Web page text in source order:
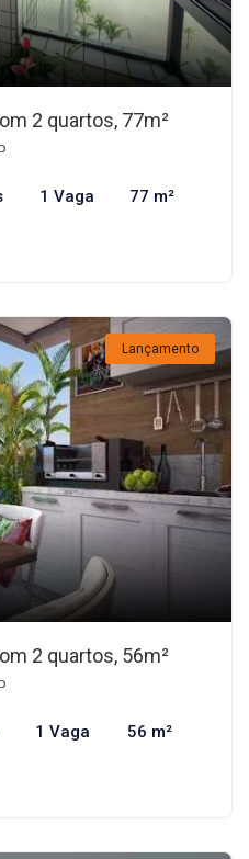
2 quartos, 77m²
1 Vaga 77 m²
Lançamento
2 quartos, 56m²
1 Vaga 56 m²